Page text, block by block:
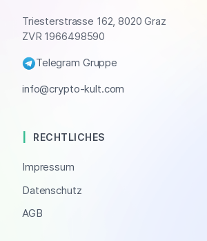
Triesterstrasse 162, 8020 Graz
ZVR 1966498590
Telegram Gruppe
info@crypto-kult.com
RECHTLICHES
Impressum
Datenschutz
AGB